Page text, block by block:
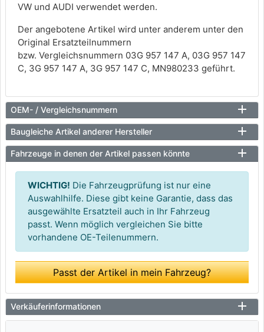
VW und AUDI verwendet werden.
Der angebotene Artikel wird unter anderem unter den
Original Ersatzteilnummern
bzw. Vergleichsnummern 03G 957 147 A, 03G 957 147
C, 3G 957 147 A, 3G 957 147 C, MN980233 geführt.
OEM- / Vergleichsnummern
Baugleiche Artikel anderer Hersteller
Fahrzeuge in denen der Artikel passen könnte
WICHTIG! Die Fahrzeugprüfung ist nur eine
Auswahlhilfe. Diese gibt keine Garantie, dass das
ausgewählte Ersatzteil auch in Ihr Fahrzeug
passt. Wenn möglich vergleichen Sie bitte
vorhandene OE-Teilenummern.
Passt der Artikel in mein Fahrzeug?
Verkäuferinformationen